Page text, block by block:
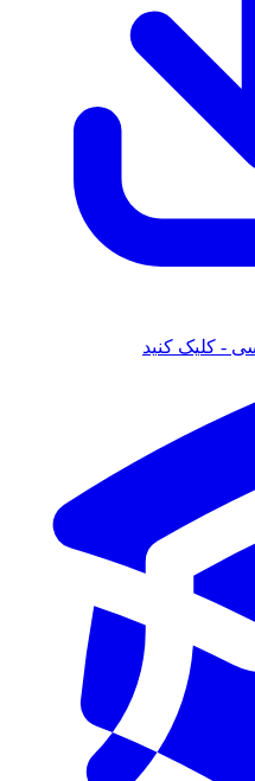
- کلیک کنید